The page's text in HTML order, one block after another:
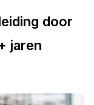
door
jaren